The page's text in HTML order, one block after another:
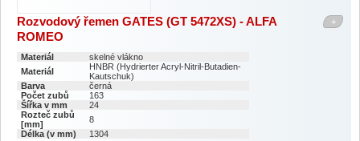
+
Rozvodový řemen GATES (GT 5472XS) - ALFA
ROMEO
Materiál
skelné vlákno
Materiál
HNBR (Hydrierter Acryl-Nitril-Butadien-
Kautschuk)
Barva
černá
Počet zubů
163
Šířka v mm
24
Rozteč zubů
[mm]
8
Délka (v mm)
1304